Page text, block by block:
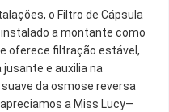
o Filtro de Cápsula
instalado a montante como
oferece filtração estável,
jusante e auxilia na
da osmose reversa
a Miss Lucy—